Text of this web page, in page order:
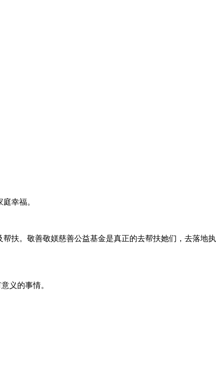
幸福。
扶。敬善敬媄慈善公益基金是真正的去帮扶她们，去落地执
义的事情。